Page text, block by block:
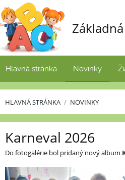
Hlavná stránka Novinky
HLAVNÁ STRÁNKA / NOVINKY
Novinky
Karneval 2026
Do fotogalérie bol pridaný nový album